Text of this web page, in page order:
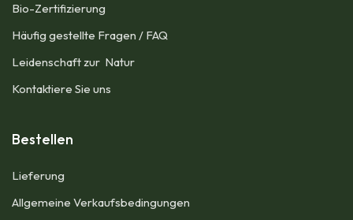
Bio-Zertifizierung
Häufig gestellte Fragen / FAQ
Leidenschaft zur Natur
Kontaktiere Sie uns
Bestellen
Lieferung
Allgemeine Verkaufsbedingungen​